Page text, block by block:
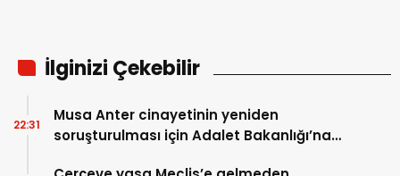
İlginizi Çekebilir
Musa Anter cinayetinin yeniden
soruşturulması için Adalet Bakanlığı’na
22:31